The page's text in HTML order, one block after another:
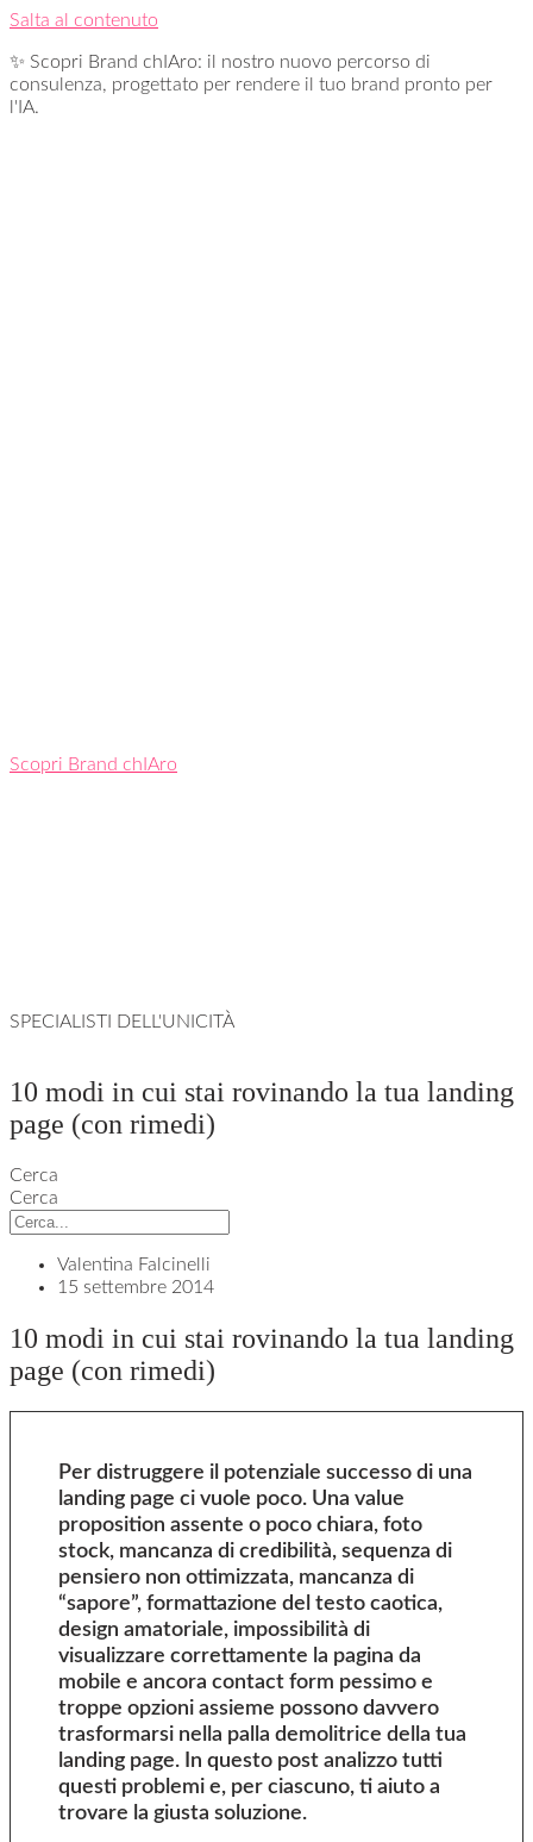
Salta al contenuto
✨ Scopri Brand chIAro: il nostro nuovo percorso di
consulenza, progettato per rendere il tuo brand pronto per
l'IA.
Scopri Brand chIAro
SPECIALISTI DELL'UNICITÀ
10 modi in cui stai rovinando la tua landing
page (con rimedi)
Cerca
Cerca
Valentina Falcinelli
15 settembre 2014
10 modi in cui stai rovinando la tua landing
page (con rimedi)
Per distruggere il potenziale successo di una
landing page ci vuole poco. Una value
proposition assente o poco chiara, foto
stock, mancanza di credibilità, sequenza di
pensiero non ottimizzata, mancanza di
“sapore”, formattazione del testo caotica,
design amatoriale, impossibilità di
visualizzare correttamente la pagina da
mobile e ancora contact form pessimo e
troppe opzioni assieme possono davvero
trasformarsi nella palla demolitrice della tua
landing page. In questo post analizzo tutti
questi problemi e, per ciascuno, ti aiuto a
trovare la giusta soluzione.